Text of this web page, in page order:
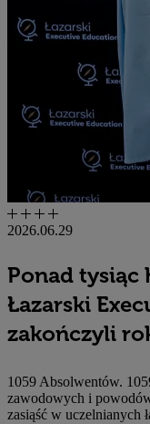
2026.06.29
Ponad tysiąc
Łazarski
zakończyli
1059 Absolwentów.
zawodowych i
zasiąść w uczelnianych